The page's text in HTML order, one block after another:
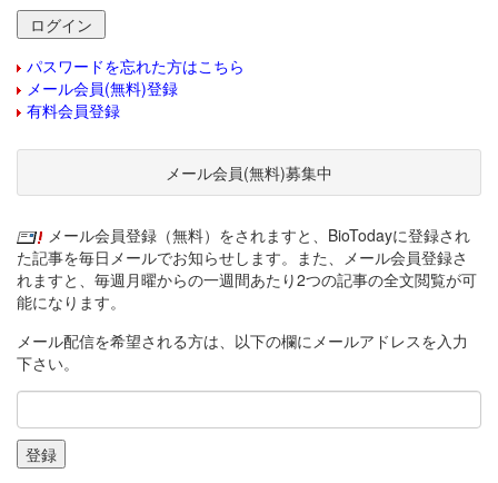
パスワードを忘れた方はこちら
メール会員(無料)登録
有料会員登録
メール会員(無料)募集中
メール会員登録（無料）をされますと、BioTodayに登録され
た記事を毎日メールでお知らせします。また、メール会員登録さ
れますと、毎週月曜からの一週間あたり2つの記事の全文閲覧が可
能になります。
メール配信を希望される方は、以下の欄にメールアドレスを入力
下さい。